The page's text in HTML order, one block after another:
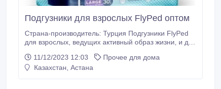
Подгузники для взрослых FlyPed оптом
Страна-производитель: Турция Подгузники FlyPed
для взрослых, ведущих активный образ жизни, и для
комфорт.Специальная "дышащая" ткань внешней
поверхности подгузников FlyPed помогает
11/12/2023 12:03
Прочее для дома
Казахстан, Астана